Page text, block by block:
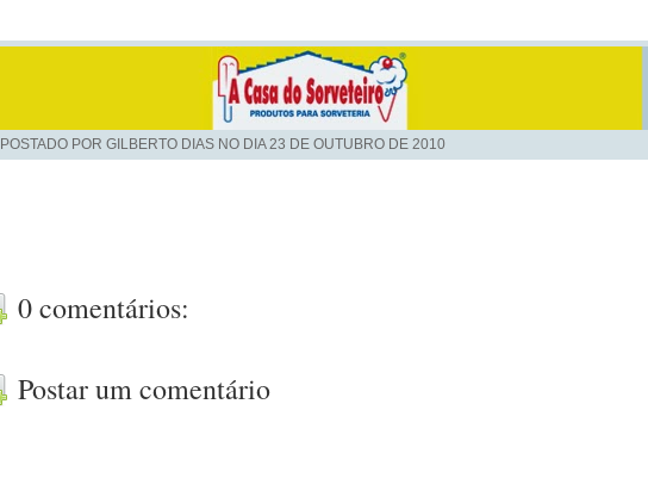
POSTADO POR GILBERTO DIAS NO DIA 23 DE OUTUBRO DE 2010
0 comentários:
Postar um comentário